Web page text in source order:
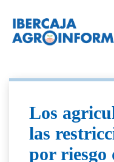
Los
las
por riesgo